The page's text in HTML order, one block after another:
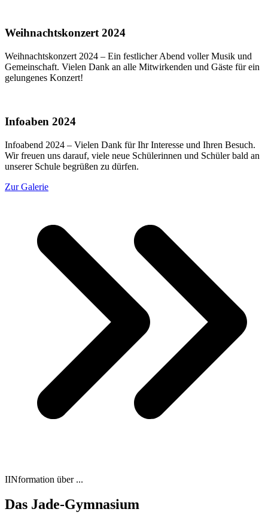
Weihnachtskonzert 2024
Weihnachtskonzert 2024 – Ein festlicher Abend voller Musik und
Gemeinschaft. Vielen Dank an alle Mitwirkenden und Gäste für ein
gelungenes Konzert!
Infoaben 2024
Infoabend 2024 – Vielen Dank für Ihr Interesse und Ihren Besuch.
Wir freuen uns darauf, viele neue Schülerinnen und Schüler bald an
unserer Schule begrüßen zu dürfen.
Zur Galerie
IINformation über ...
Das Jade-Gymnasium